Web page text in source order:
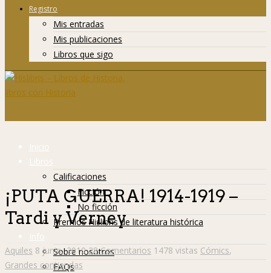
Registro
Mis entradas
Mis publicaciones
Libros que sigo
Inicio
Libros
Calificaciones
Ficción
No ficción
Premios Hislibris de literatura histórica
Info
Sobre nosotros
FAQs
¡PUTA GUERRA! 1914-1919 –
Tardi y Verney
Aquiles 8 junio, 2010 28 Comentarios 1478 vistas Cómics,
Grandes contiendas